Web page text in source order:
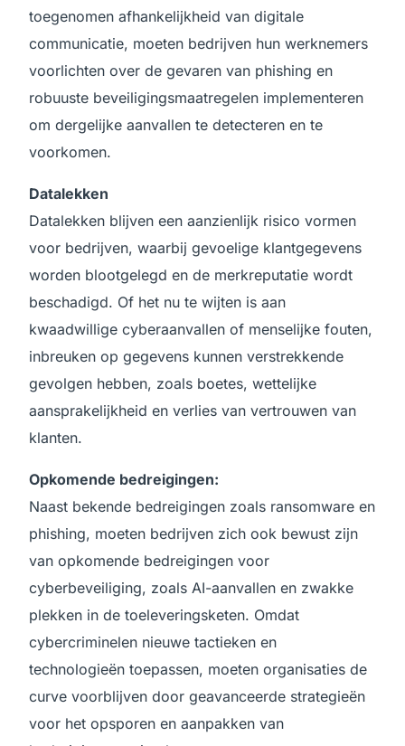
toegenomen afhankelijkheid van digitale
communicatie, moeten bedrijven hun werknemers
voorlichten over de gevaren van phishing en
robuuste beveiligingsmaatregelen implementeren
om dergelijke aanvallen te detecteren en te
voorkomen.
Datalekken
Datalekken blijven een aanzienlijk risico vormen
voor bedrijven, waarbij gevoelige klantgegevens
worden blootgelegd en de merkreputatie wordt
beschadigd. Of het nu te wijten is aan
kwaadwillige cyberaanvallen of menselijke fouten,
inbreuken op gegevens kunnen verstrekkende
gevolgen hebben, zoals boetes, wettelijke
aansprakelijkheid en verlies van vertrouwen van
klanten.
Opkomende bedreigingen:
Naast bekende bedreigingen zoals ransomware en
phishing, moeten bedrijven zich ook bewust zijn
van opkomende bedreigingen voor
cyberbeveiliging, zoals AI-aanvallen en zwakke
plekken in de toeleveringsketen. Omdat
cybercriminelen nieuwe tactieken en
technologieën toepassen, moeten organisaties de
curve voorblijven door geavanceerde strategieën
voor het opsporen en aanpakken van